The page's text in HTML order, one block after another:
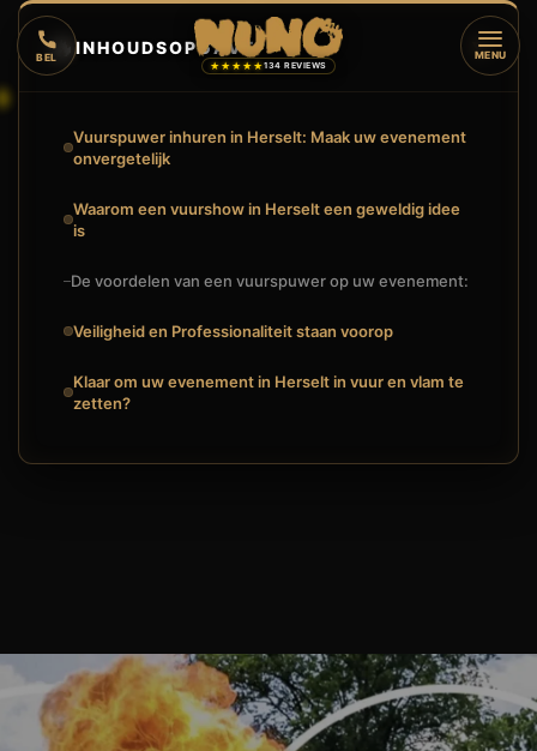
BEL
★★★★★134 REVIEWS
MENU
🔥INHOUDSOPGAVE ▼
Vuurspuwer inhuren in Herselt: Maak uw evenement
onvergetelijk
Waarom een vuurshow in Herselt een geweldig idee
is
De voordelen van een vuurspuwer op uw evenement:
Veiligheid en Professionaliteit staan voorop
Klaar om uw evenement in Herselt in vuur en vlam te
zetten?